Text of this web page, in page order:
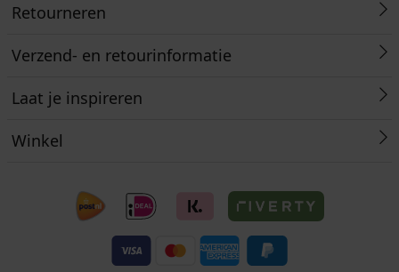
Retourneren
Verzend- en retourinformatie
Laat je inspireren
Winkel